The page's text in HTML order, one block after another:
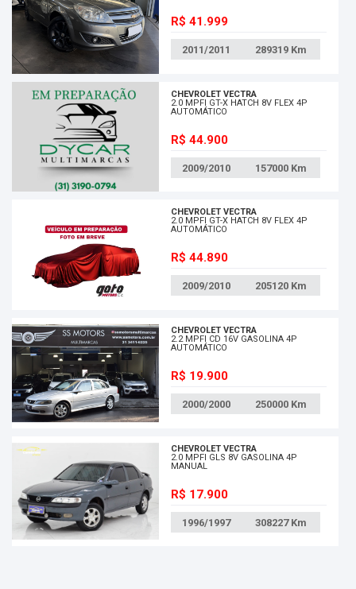
R$ 41.999
2011/2011 289319 Km
CHEVROLET VECTRA
2.0 MPFI GT-X HATCH 8V FLEX 4P
AUTOMÁTICO
R$ 44.900
2009/2010 157000 Km
CHEVROLET VECTRA
2.0 MPFI GT-X HATCH 8V FLEX 4P
AUTOMÁTICO
R$ 44.890
2009/2010 205120 Km
CHEVROLET VECTRA
2.2 MPFI CD 16V GASOLINA 4P
AUTOMÁTICO
R$ 19.900
2000/2000 250000 Km
CHEVROLET VECTRA
2.0 MPFI GLS 8V GASOLINA 4P
MANUAL
R$ 17.900
1996/1997 308227 Km